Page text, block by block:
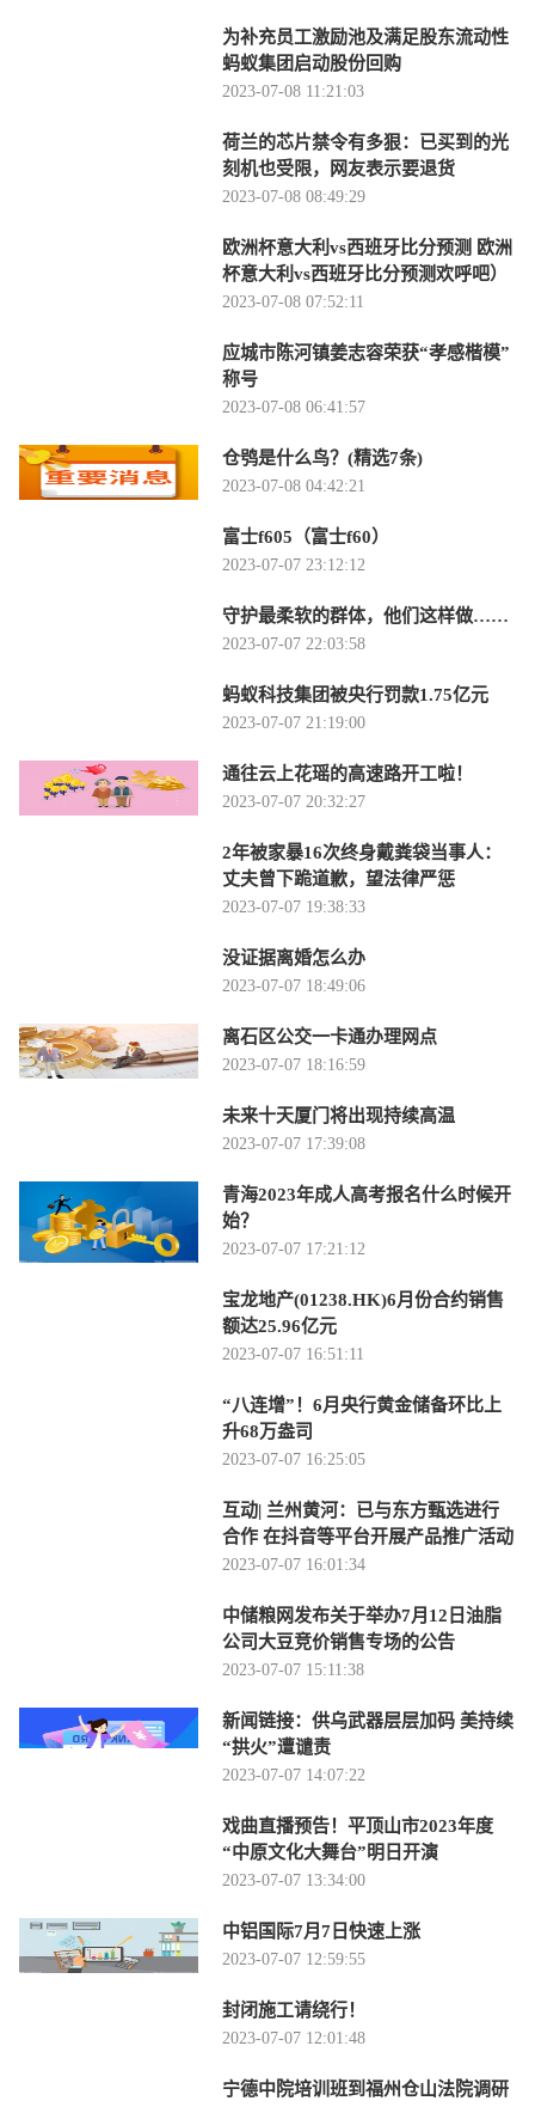
为补充员工激励池及满足股东流动性
蚂蚁集团启动股份回购
2023-07-08 11:21:03
荷兰的芯片禁令有多狠：已买到的光
刻机也受限，网友表示要退货
2023-07-08 08:49:29
欧洲杯意大利vs西班牙比分预测 欧洲
杯意大利vs西班牙比分预测欢呼吧）
2023-07-08 07:52:11
应城市陈河镇姜志容荣获“孝感楷模”
称号
2023-07-08 06:41:57
仓鸮是什么鸟？(精选7条)
2023-07-08 04:42:21
富士f605（富士f60）
2023-07-07 23:12:12
守护最柔软的群体，他们这样做……
2023-07-07 22:03:58
蚂蚁科技集团被央行罚款1.75亿元
2023-07-07 21:19:00
通往云上花瑶的高速路开工啦！
2023-07-07 20:32:27
2年被家暴16次终身戴粪袋当事人：
丈夫曾下跪道歉，望法律严惩
2023-07-07 19:38:33
没证据离婚怎么办
2023-07-07 18:49:06
离石区公交一卡通办理网点
2023-07-07 18:16:59
未来十天厦门将出现持续高温
2023-07-07 17:39:08
青海2023年成人高考报名什么时候开
始？
2023-07-07 17:21:12
宝龙地产(01238.HK)6月份合约销售
额达25.96亿元
2023-07-07 16:51:11
“八连增”！6月央行黄金储备环比上
升68万盎司
2023-07-07 16:25:05
互动| 兰州黄河：已与东方甄选进行
合作 在抖音等平台开展产品推广活动
2023-07-07 16:01:34
中储粮网发布关于举办7月12日油脂
公司大豆竞价销售专场的公告
2023-07-07 15:11:38
新闻链接：供乌武器层层加码 美持续
“拱火”遭谴责
2023-07-07 14:07:22
戏曲直播预告！平顶山市2023年度
“中原文化大舞台”明日开演
2023-07-07 13:34:00
中铝国际7月7日快速上涨
2023-07-07 12:59:55
封闭施工请绕行！
2023-07-07 12:01:48
宁德中院培训班到福州仓山法院调研